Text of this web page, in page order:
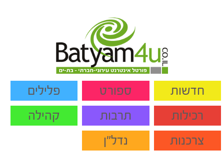
חדשות ספורט
פלילים
רכילות
תרבות
קהילה
צרכנות
נדל"ן